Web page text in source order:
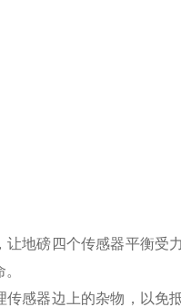
地磅四个传感器平衡受
感器边上的杂物，以免